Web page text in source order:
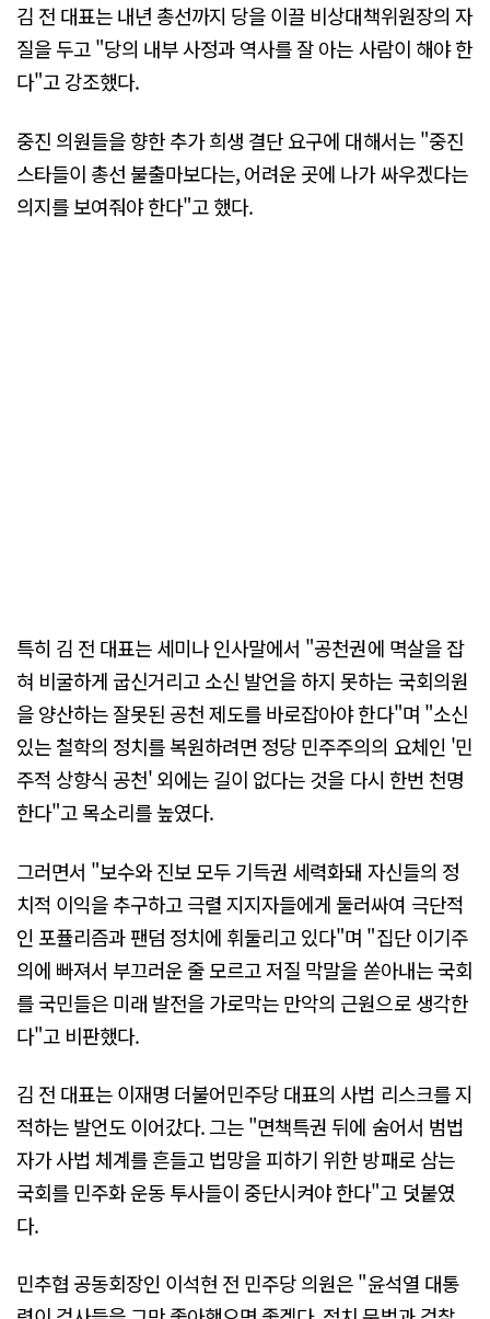
김 전 대표는 내년 총선까지 당을 이끌 비상대책위원장의 자
질을 두고 "당의 내부 사정과 역사를 잘 아는 사람이 해야 한
다"고 강조했다.
중진 의원들을 향한 추가 희생 결단 요구에 대해서는 "중진
스타들이 총선 불출마보다는, 어려운 곳에 나가 싸우겠다는
의지를 보여줘야 한다"고 했다.
특히 김 전 대표는 세미나 인사말에서 "공천권에 멱살을 잡
혀 비굴하게 굽신거리고 소신 발언을 하지 못하는 국회의원
을 양산하는 잘못된 공천 제도를 바로잡아야 한다"며 "소신
있는 철학의 정치를 복원하려면 정당 민주주의의 요체인 '민
주적 상향식 공천' 외에는 길이 없다는 것을 다시 한번 천명
한다"고 목소리를 높였다.
그러면서 "보수와 진보 모두 기득권 세력화돼 자신들의 정
치적 이익을 추구하고 극렬 지지자들에게 둘러싸여 극단적
인 포퓰리즘과 팬덤 정치에 휘둘리고 있다"며 "집단 이기주
의에 빠져서 부끄러운 줄 모르고 저질 막말을 쏟아내는 국회
를 국민들은 미래 발전을 가로막는 만악의 근원으로 생각한
다"고 비판했다.
김 전 대표는 이재명 더불어민주당 대표의 사법 리스크를 지
적하는 발언도 이어갔다. 그는 "면책특권 뒤에 숨어서 범법
자가 사법 체계를 흔들고 법망을 피하기 위한 방패로 삼는
국회를 민주화 운동 투사들이 중단시켜야 한다"고 덧붙였
다.
민추협 공동회장인 이석현 전 민주당 의원은 "윤석열 대통